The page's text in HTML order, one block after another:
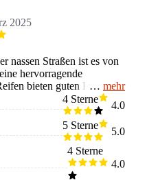
2025
nassen Straßen ist es von
hervorragende
bieten guten Halt,
stabil und sicher auf der
Geschwindigkeiten
hat man ein sicheres
Fahrverhalten ist
Nebenkosten relativ
dass der Wagen nicht
mehr
4 Sterne
4.0
5 Sterne
5.0
4 Sterne
4.0